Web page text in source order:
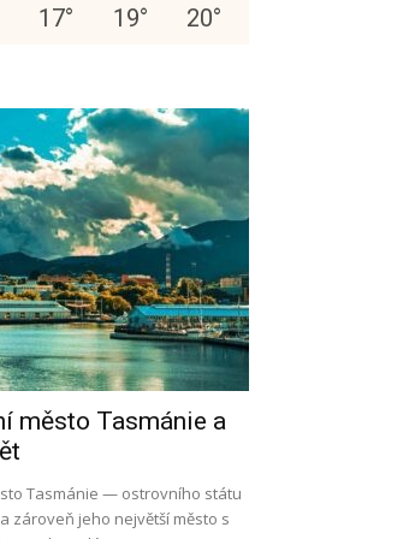
17° 19° 20°
město Tasmánie a
Tasmánie — ostrovního státu
zároveň jeho největší město s